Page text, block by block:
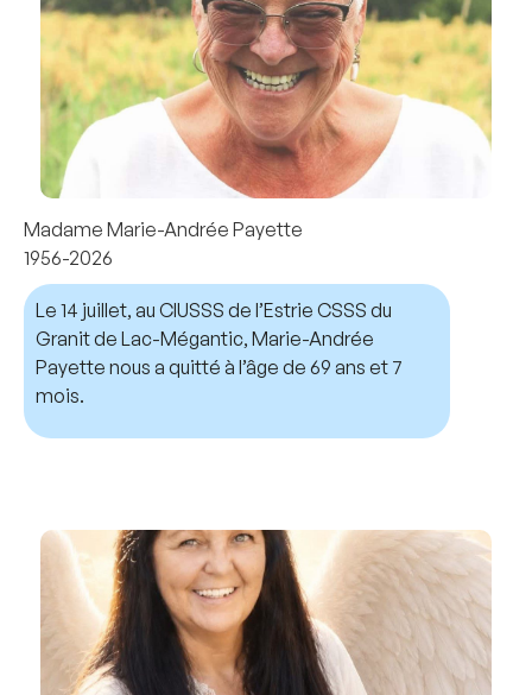
Madame Marie-Andrée Payette
1956-2026
Le 14 juillet, au CIUSSS de l’Estrie CSSS du
Granit de Lac-Mégantic, Marie-Andrée
Payette nous a quitté à l’âge de 69 ans et 7
mois.